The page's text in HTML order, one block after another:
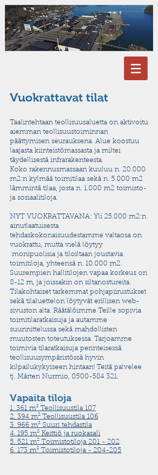
Vuokrattavat tilat
Taalintehtaan teollisuusaluetta on aktivoitu
aiemman teollisuustoiminnan
päättymisen seurauksena. Alue koostuu
laajasta kiinteistömassasta ja miltei
täydellisestä infrarakenteesta.
Koko rakennusmassaan kuuluu n. 20.000
m2:n kylmää toimitilaa sekä n. 5.000 m2
lämmintä tilaa, josta n. 1.000 m2 toimisto-
ja sosiaalitiloja.
NYT VUOKRATTAVANA: Yli 25.000 m2:n
ainutlaatuisesta
tehdaskokonaisuudestamme valtaosa on
vuokrattu, mutta vielä löytyy
monipuolisia ja tiloiltaan joustavia
toimitiloja, yhteensä n. 10.000 m2.
Suurempien hallitilojen vapaa korkeus on
8-12 m, ja joissakin on siltanostureita.
Tilakohtaiset tarkemmat pohjapiirustukset
sekä tilaluettelon löytyvät erillisen web-
sivuston alta. Räätälöimme Teille sopivia
toimitilaratkaisuja ja autamme
suunnittelussa sekä mahdollisten
muutosten toteutuksessa. Tarjoamme
toimivia tilaratkaisuja perinteisessä
teollisuusympäristössä hyvin
kilpailukykyiseen hintaan! Teitä palvelee
tj. Mårten Nurmio, 0500-584 321.
Vapaita tiloja
1. 361 m² Teollisuustila 107
2. 394 m² Teollisuustila 106
3. 966 m² Suuri tehdastila
4. 195 m² Keittiö ja ruokasali
5. 521 m² Toimistotiloja 201 - 202
6. 173 m² Toimistotiloja - 204-205